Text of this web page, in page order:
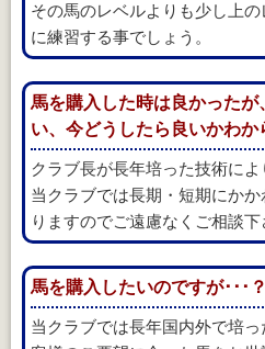
その馬のレベルよりも少し上
に練習する事でしょう。
馬を購入した時は良かったが
い、今どうしたら良いかわか
クラブ長が長年培った技術によ
当クラブでは長期・短期にか
りますのでご遠慮なくご相談下
馬を購入したいのですが･･･？
当クラブでは長年国内外で培